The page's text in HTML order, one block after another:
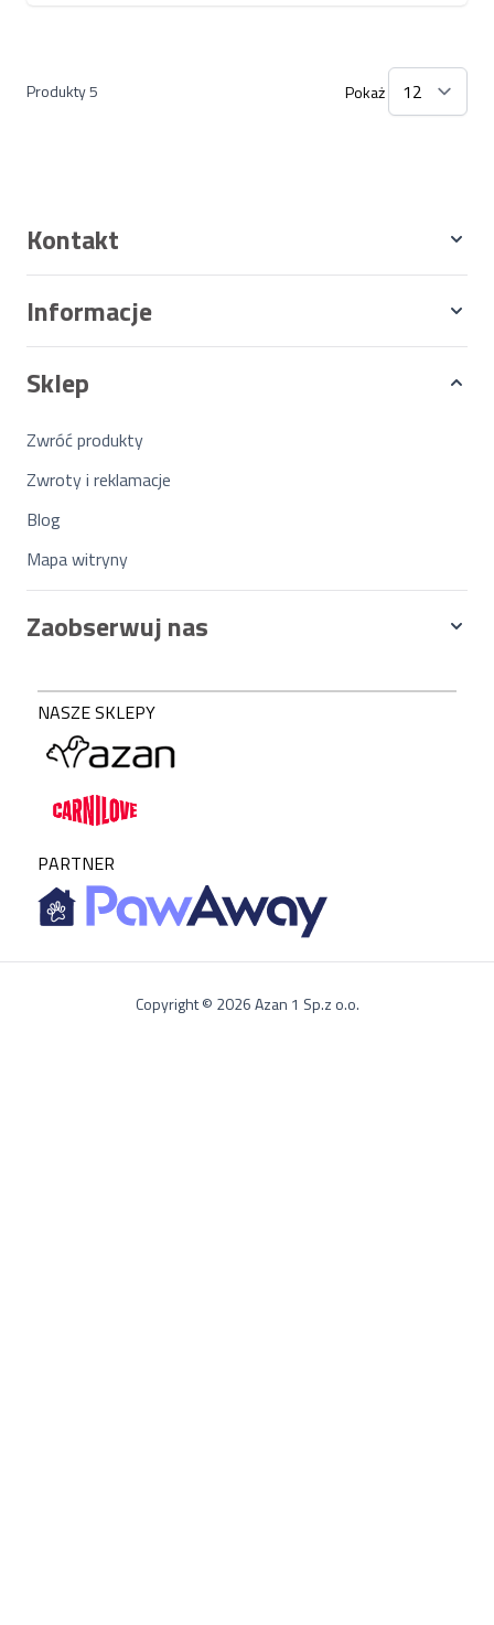
Produkty5 Pokaż
Kontakt
Informacje
Sklep
Zwróć produkty
Zwroty i reklamacje
Blog
Mapa witryny
Zaobserwuj nas
NASZE SKLEPY
PARTNER
Copyright © 2026 Azan 1 Sp.z o.o.